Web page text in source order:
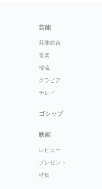
芸能
芸能総合
音楽
韓流
グラビア
テレビ
ゴシップ
映画
レビュー
プレゼント
特集